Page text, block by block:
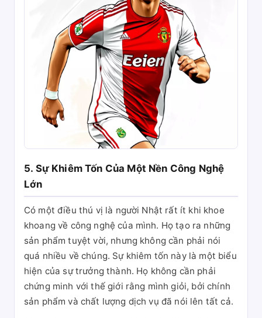
5. Sự Khiêm Tốn Của Một Nền Công Nghệ
Lớn
Có một điều thú vị là người Nhật rất ít khi khoe
khoang về công nghệ của mình. Họ tạo ra những
sản phẩm tuyệt vời, nhưng không cần phải nói
quá nhiều về chúng. Sự khiêm tốn này là một biểu
hiện của sự trưởng thành. Họ không cần phải
chứng minh với thế giới rằng mình giỏi, bởi chính
sản phẩm và chất lượng dịch vụ đã nói lên tất cả.